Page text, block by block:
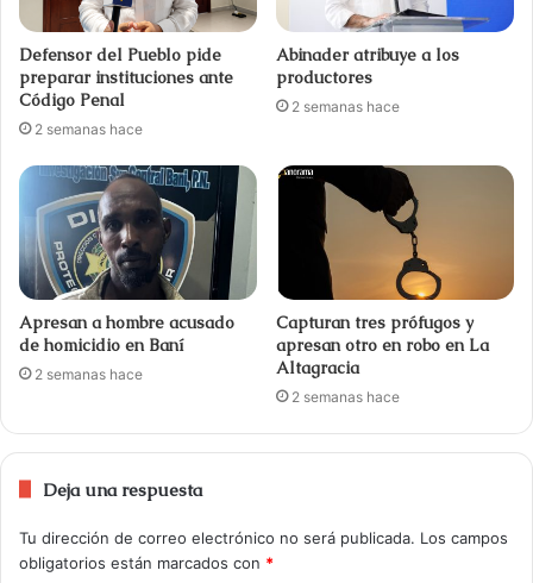
Defensor del Pueblo pide
preparar instituciones ante
Código Penal
2 semanas hace
Abinader atribuye a los
productores
2 semanas hace
Apresan a hombre acusado
de homicidio en Baní
2 semanas hace
Capturan tres prófugos y
apresan otro en robo en La
Altagracia
2 semanas hace
Deja una respuesta
Tu dirección de correo electrónico no será publicada. Los campos
obligatorios están marcados con *